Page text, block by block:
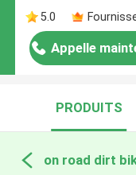
5.0
Appelle
PRODUITS
on road dirt